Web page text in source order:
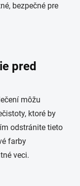
bezpečné pre
pred
môžu
ktoré by
odstránite tieto
farby
veci.